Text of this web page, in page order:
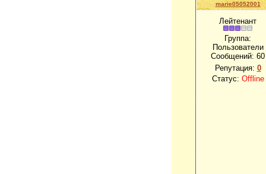
marie05052001
Лейтенант
Группа:
Пользователи
Сообщений: 60
Репутация: 0
Статус: Offline